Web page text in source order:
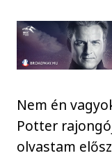
Nem én
Potter
olvastam